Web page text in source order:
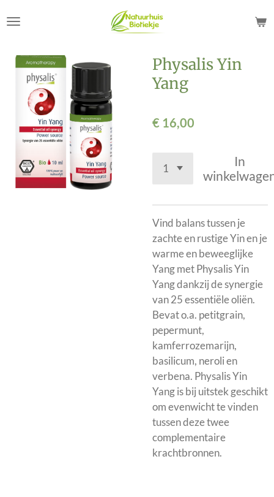
direct
de
hoofdinhoud
Physalis Yin
Yang
€ 16,00
In
Vind balans tussen je
zachte en rustige Yin en je
warme en beweeglijke
Yang met Physalis Yin
Yang dankzij de synergie
van 25 essentiële oliën.
Bevat o.a. petitgrain,
pepermunt,
kamferrozemarijn,
basilicum, neroli en
verbena. Physalis Yin
Yang is bij uitstek geschikt
om evenwicht te vinden
tussen deze twee
complementaire
krachtbronnen.